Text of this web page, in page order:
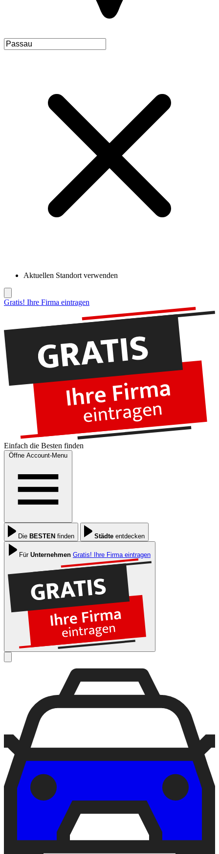
Aktuellen Standort verwenden
Gratis! Ihre Firma eintragen
Einfach die Besten finden
Öffne Account-Menu
Die BESTEN finden Städte entdecken
Für Unternehmen Gratis! Ihre Firma eintragen